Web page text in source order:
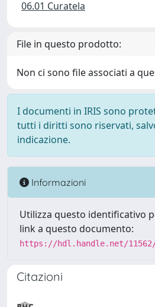
06.01 Curatela
File in questo prodotto:
Non ci sono file associati a
I documenti in IRIS sono
tutti i diritti sono riservati,
indicazione.
Informazioni
Utilizza questo identificativo
link a questo documento:
https://hdl.handle.net/11562/
Citazioni